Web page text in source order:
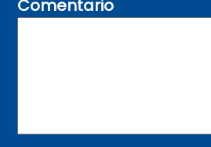
Comentario